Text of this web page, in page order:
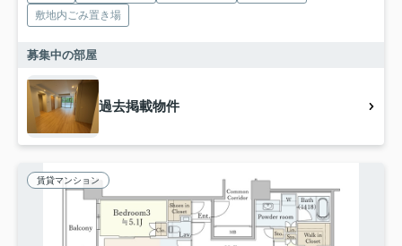
敷地内ごみ置き場
募集中の部屋
過去掲載物件
賃貸マンション